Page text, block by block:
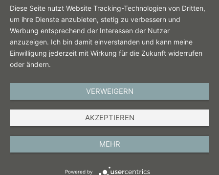
Kontakt
Diese Seite nutzt Website Tracking-Technologien von Dritten,
um ihre Dienste anzubieten, stetig zu verbessern und
Werbung entsprechend der Interessen der Nutzer
anzuzeigen. Ich bin damit einverstanden und kann meine
Einwilligung jederzeit mit Wirkung für die Zukunft widerrufen
oder ändern.
VERWEIGERN
AKZEPTIEREN
MEHR
Powered by